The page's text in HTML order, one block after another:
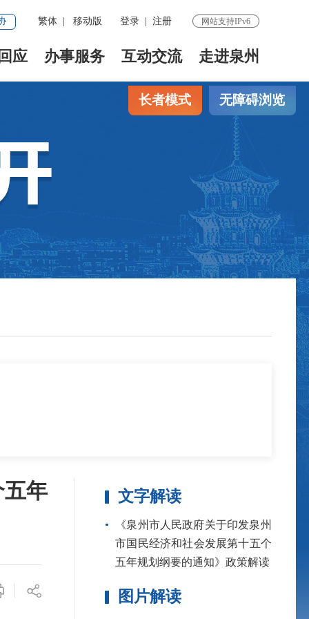
繁体 移动版 登录 注册 网站支持IPv6
应 办事服务 互动交流 走进泉州
长者模式 无障碍浏览
年 文字解读
《泉州市人民政府关于印发泉州
市国民经济和社会发展第十五个
五年规划纲要的通知》政策解读
图片解读